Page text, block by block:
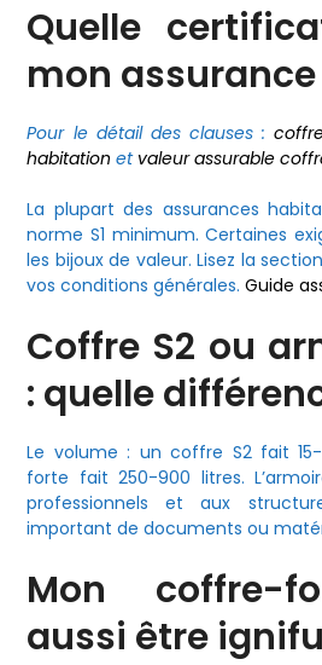
Quelle
mon assurance
Pour le détail des clauses :
habitation et valeur assurable
La plupart des assurances
norme S1 minimum. Certaines
les bijoux de valeur. Lisez la
vos conditions générales.Guide
Coffre S2 ou
: quelle
Le volume : un coffre S2 fait
forte fait 250-900 litres.
professionnels et aux
important de documents ou
Mon coffre-
aussi être